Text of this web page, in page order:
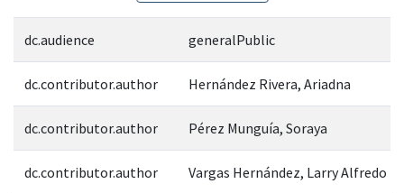
dc.audience generalPublic
dc.contributor.author Hernández Rivera, Ariadna
dc.contributor.author Pérez Munguía, Soraya
dc.contributor.author Vargas Hernández, Larry Alfredo